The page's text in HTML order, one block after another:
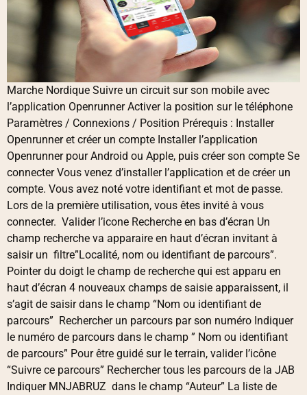
Marche Nordique Suivre un circuit sur son mobile avec
l’application Openrunner Activer la position sur le téléphone
Paramètres / Connexions / Position Prérequis : Installer
Openrunner et créer un compte Installer l’application
Openrunner pour Android ou Apple, puis créer son compte Se
connecter Vous venez d’installer l’application et de créer un
compte. Vous avez noté votre identifiant et mot de passe.
Lors de la première utilisation, vous êtes invité à vous
connecter. Valider l’icone Recherche en bas d’écran Un
champ recherche va apparaire en haut d’écran invitant à
saisir un filtre”Localité, nom ou identifiant de parcours”.
Pointer du doigt le champ de recherche qui est apparu en
haut d’écran 4 nouveaux champs de saisie apparaissent, il
s’agit de saisir dans le champ “Nom ou identifiant de
parcours” Rechercher un parcours par son numéro Indiquer
le numéro de parcours dans le champ ” Nom ou identifiant
de parcours” Pour être guidé sur le terrain, valider l’icône
“Suivre ce parcours” Rechercher tous les parcours de la JAB
Indiquer MNJABRUZ dans le champ “Auteur” La liste de